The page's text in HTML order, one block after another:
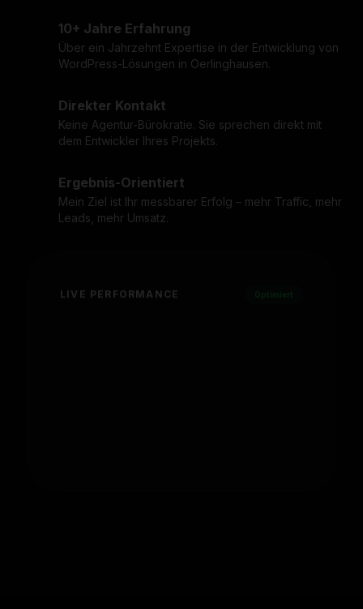
10+ Jahre Erfahrung
Über ein Jahrzehnt Expertise in der Entwicklung von
WordPress-Lösungen in Oerlinghausen.
Direkter Kontakt
Keine Agentur-Bürokratie. Sie sprechen direkt mit
dem Entwickler Ihres Projekts.
Ergebnis-Orientiert
Mein Ziel ist Ihr messbarer Erfolg – mehr Traffic, mehr
Leads, mehr Umsatz.